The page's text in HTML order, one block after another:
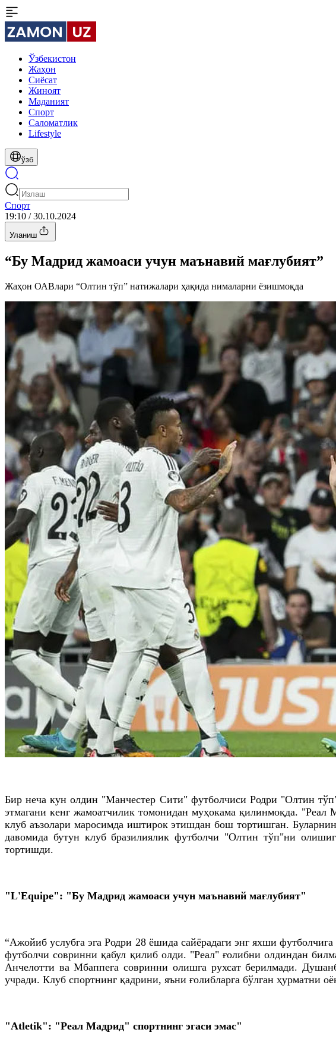
Ўзбекистон
Жаҳон
Сиёсат
Жиноят
Маданият
Спорт
Cаломатлик
Lifestyle
ўзб
Спорт
19:10 / 30.10.2024
Уланиш
“Бу Мадрид жамоаси учун маънавий мағлубият”
Жаҳон ОАВлари “Олтин тўп” натижалари ҳақида нималарни ёзишмоқда
Бир неча кун олдин "Манчестер Сити" футболчиси Родри "Олтин
этмагани кенг жамоатчилик томонидан муҳокама қилинмоқда.
клуб аъзолари маросимда иштирок этишдан бош тортишган.
давомида бутун клуб бразилиялик футболчи "Олтин тўп"ни
тортишди.
"L'Equipe": "Бу Мадрид жамоаси учун маънавий мағлубият"
“Ажойиб услубга эга Родри 28 ёшида сайёрадаги энг яхши
футболчи совринни қабул қилиб олди. "Реал" ғолибни олдиндан
Анчелотти ва Мбаппега совринни олишга рухсат берилмади.
учради. Клуб спортнинг қадрини, яъни ғолибларга бўлган ҳурматни
"Аtletik": "Реал Мадрид" спортнинг эгаси эмас"